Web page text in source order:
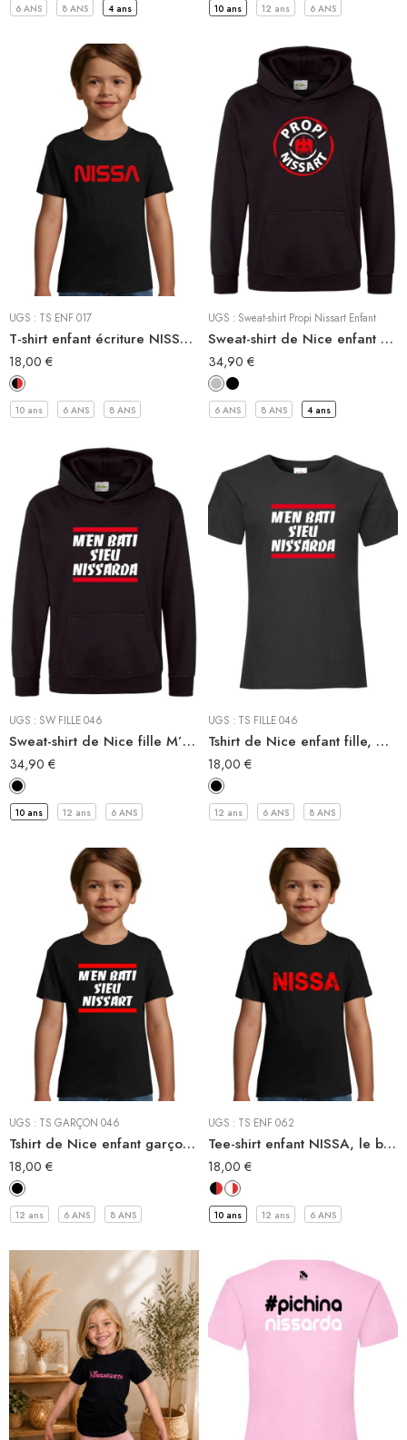
6 ANS 8 ANS 4 ans 10 ans 12 ans 6 ANS
UGS : TS ENF 017
T-shirt enfant écriture NISSA NASA
18,00 €
10 ans 6 ANS 8 ANS
Tee-shirt
UGS : Sweat-shirt Propi Nissart Enfant
Sweat-shirt de Nice enfant PROPI NISSART
34,90 €
6 ANS 8 ANS 4 ans
Sweat-Shirt à capuche
Sweat Shirt
UGS : SW FILLE 046
Sweat-shirt de Nice fille M’EN BATI SIEÙ NISSARDA
34,90 €
10 ans 12 ans 6 ANS
Sweat-Shirt à capuche
Sweat Shirt
UGS : TS FILLE 046
Tshirt de Nice enfant fille, M’EN BATI SIEÙ NISSARDA
18,00 €
12 ans 6 ANS 8 ANS
Tee-shirt
UGS : TS GARÇON 046
Tshirt de Nice enfant garçon, M’EN BATI SIEÙ NISSART
18,00 €
12 ans 6 ANS 8 ANS
Tee-shirt
UGS : TS ENF 062
Tee-shirt enfant NISSA, le basique de l’identité niçoise
18,00 €
10 ans 12 ans 6 ANS
Tee-shirt